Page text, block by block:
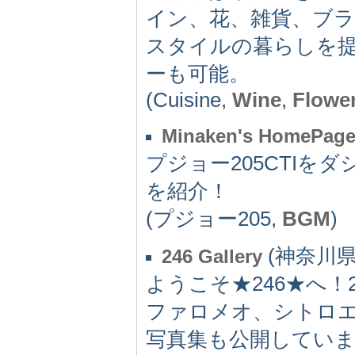
イン、花、雑貨、ブ
スタイルの暮らしを
ーも可能。
(Cuisine, Wine,
Minaken's
プジョー205CTIをダ
を紹介！
(プジョー205, BGM)
246 Gallery (神奈川
ようこそ★246★へ！
ファロメオ、シトロ
写真集も公開してい